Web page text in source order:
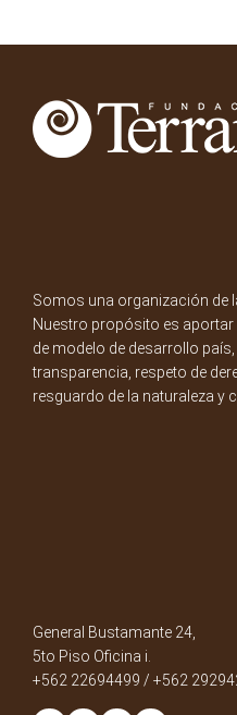
Somos una organización de
Nuestro propósito es
de modelo de desarrollo
transparencia, respeto de
resguardo de la naturaleza y
General Bustamante 24,
5to Piso Oficina i.
+562 22694499 / +562